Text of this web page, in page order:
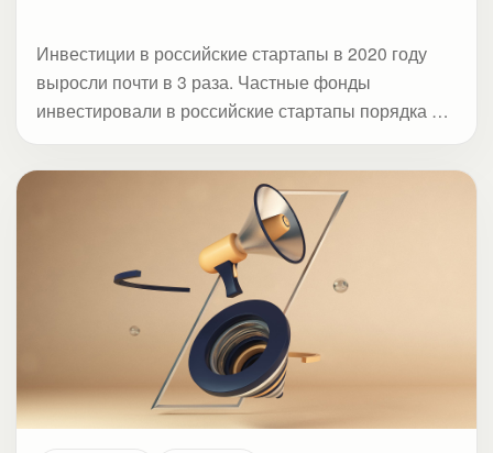
Инвестиции в российские стартапы в 2020 году
выросли почти в 3 раза. Частные фонды
инвестировали в российские стартапы порядка 2,3
получить инвестиции для своего бизнеса
становится легче, с другой — конкуренция тоже
вырастет, и акселераторы будут еще въедливее
изучать презентации стартапов. Чтобы слайды о
вашем проекте были «как надо», Студия Метод
собрала актуальные требования к питч-декам от
российских акселераторов и экспертов,
проанализировала тренды дизайна слайдов и
составила чек-лист.